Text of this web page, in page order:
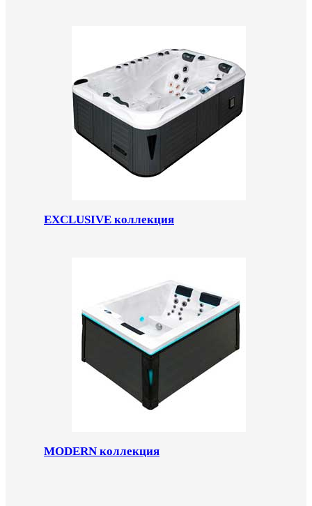
EXCLUSIVE коллекция
MODERN коллекция